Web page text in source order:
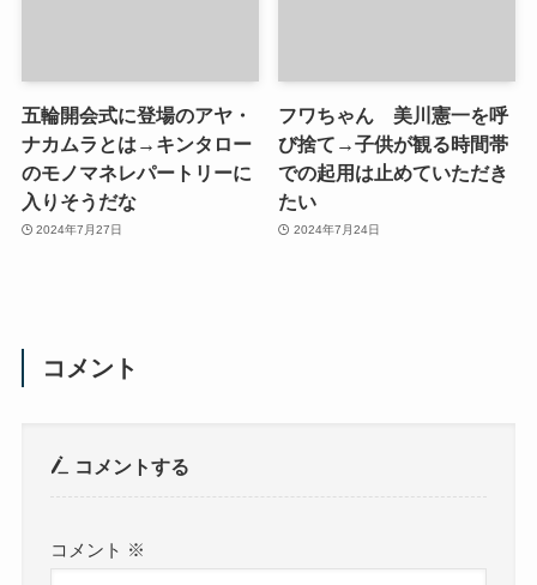
五輪開会式に登場のアヤ・
ナカムラとは→キンタロー
のモノマネレパートリーに
入りそうだな
2024年7月27日
フワちゃん 美川憲一を呼
び捨て→子供が観る時間帯
での起用は止めていただき
たい
2024年7月24日
コメント
コメントする
コメント ※